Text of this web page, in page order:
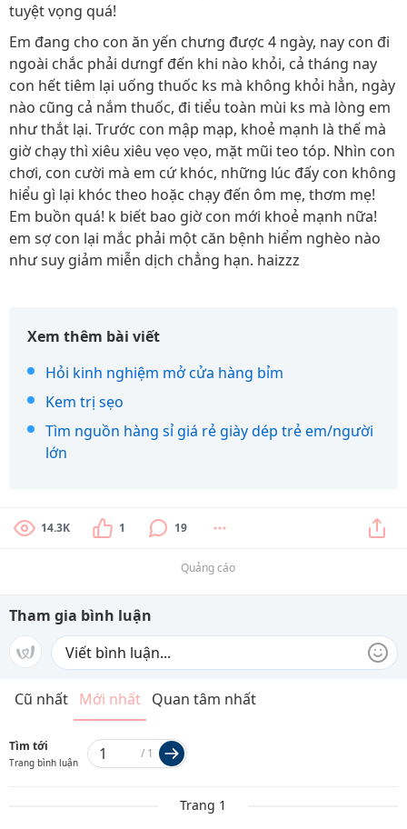
tuyệt vọng quá!
Em đang cho con ăn yến chưng được 4 ngày, nay con đi
ngoài chắc phải dưngf đến khi nào khỏi, cả tháng nay
con hết tiêm lại uống thuốc ks mà không khỏi hẳn, ngày
nào cũng cả nắm thuốc, đi tiểu toàn mùi ks mà lòng em
như thắt lại. Trước con mập mạp, khoẻ mạnh là thế mà
giờ chạy thì xiêu xiêu vẹo vẹo, mặt mũi teo tóp. Nhìn con
chơi, con cười mà em cứ khóc, những lúc đấy con không
hiểu gì lại khóc theo hoặc chạy đến ôm mẹ, thơm mẹ!
Em buồn quá! k biết bao giờ con mới khoẻ mạnh nữa!
em sợ con lại mắc phải một căn bệnh hiểm nghèo nào
như suy giảm miễn dịch chẳng hạn. haizzz
Xem thêm bài viết
Hỏi kinh nghiệm mở cửa hàng bỉm
Kem trị sẹo
Tìm nguồn hàng sỉ giá rẻ giày dép trẻ em/người
lớn
14.3K 1 19
Quảng cáo
Tham gia bình luận
Cũ nhất Mới nhất Quan tâm nhất
Tìm tới
Trang bình luận
/ 1
Trang 1